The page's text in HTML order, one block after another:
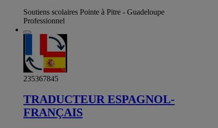
Soutiens scolaires Pointe à Pitre - Guadeloupe
Professionnel
235367845
TRADUCTEUR ESPAGNOL-
FRANÇAIS